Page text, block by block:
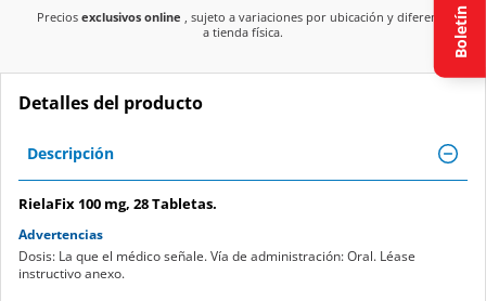
Precios exclusivos online , sujeto a variaciones por ubicación y diferente
a tienda física.
Detalles del producto
Descripción
RielaFix 100 mg, 28 Tabletas.
Advertencias
Dosis: La que el médico señale. Vía de administración: Oral. Léase
instructivo anexo.
Boletín